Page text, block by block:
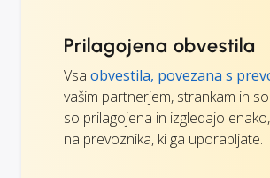
Prilagojena obvestila
Vsa obvestila, povezana s
vašim partnerjem, strankam in
so prilagojena in izgledajo
na prevoznika, ki ga uporabljate.